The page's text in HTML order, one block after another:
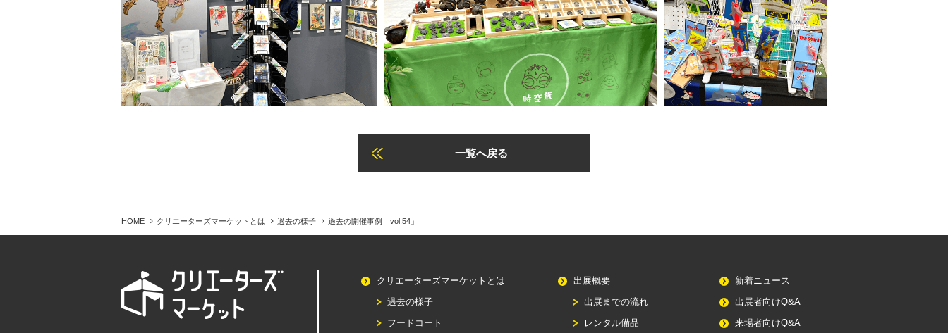
一覧へ戻る
HOME クリエーターズマーケットとは 過去の様子 過去の開催事例「vol.54」
クリエーターズマーケットとは
過去の様子
フードコート
出展概要
出展までの流れ
レンタル備品
新着ニュース
出展者向けQ&A
来場者向けQ&A